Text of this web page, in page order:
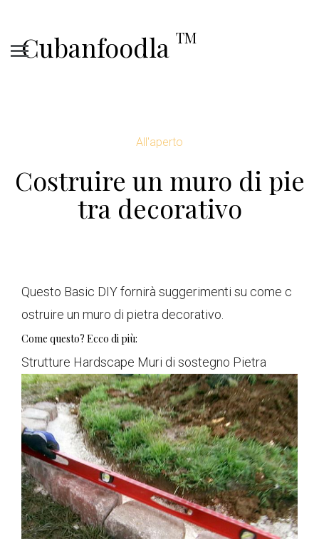
Cubanfoodla TM
All'aperto
Costruire un muro di pie
tra decorativo
Questo Basic DIY fornirà suggerimenti su come c
ostruire un muro di pietra decorativo.
Come questo? Ecco di più:
Strutture Hardscape Muri di sostegno Pietra